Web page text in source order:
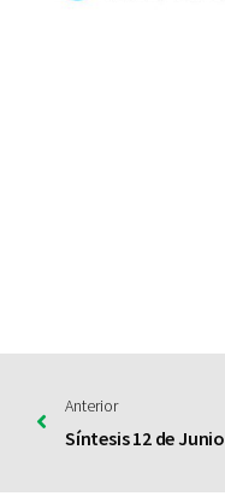
Anterior
Síntesis 12 de Junio